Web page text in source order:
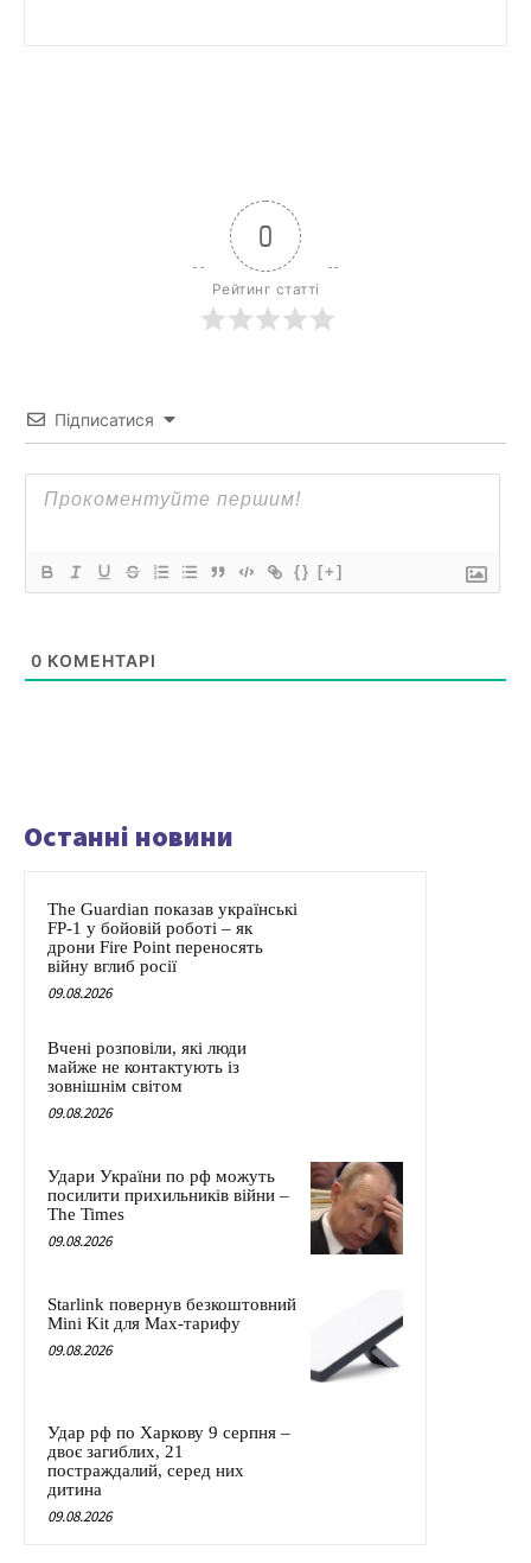
0
Рейтинг статті
Підписатися
{} [+]
0 КОМЕНТАРІ
Останні новини
The Guardian показав українські
FP-1 у бойовій роботі – як
дрони Fire Point переносять
війну вглиб росії
09.08.2026
Вчені розповіли, які люди
майже не контактують із
зовнішнім світом
09.08.2026
Удари України по рф можуть
посилити прихильників війни –
The Times
09.08.2026
Starlink повернув безкоштовний
Mini Kit для Max-тарифу
09.08.2026
Удар рф по Харкову 9 серпня –
двоє загиблих, 21
постраждалий, серед них
дитина
09.08.2026